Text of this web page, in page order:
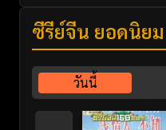
ซีรี่ย์จีน ยอดนิยม
วันนี้